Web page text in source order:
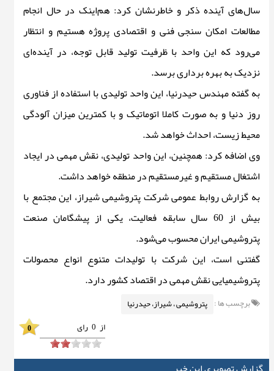
سال‌های آینده ذکر و خاطرنشان کرد: هم‌اینک در حال انجام
مطالعات امکان سنجی فنی و اقتصادی پروژه هستیم و انتظار
می‌رود که این واحد با ظرفیت تولید قابل توجه، در آینده‌ای
نزدیک به بهره برداری برسد.
به گفته مهندس حیدرنیا، این واحد تولیدی با استفاده از فناوری
روز دنیا و به صورت کاملا اتوماتیک و با کمترین میزان آلودگی
محیط زیست، احداث خواهد شد.
وی اضافه کرد: همچنین، این واحد تولیدی، نقش مهمی در ایجاد
اشتغال مستقیم و غیرمستقیم در منطقه خواهد داشت.
به گزارش روابط عمومی شرکت پتروشیمی شیراز، این مجتمع با
بیش از 60 سال سابقه فعالیت، یکی از پیشگامان صنعت
پتروشیمی ایران محسوب می‌شود.
گفتنی است، این شرکت با تولیدات متنوع انواع محصولات
پتروشیمیایی نقش مهمی در اقتصاد کشور دارد.
برچسب ها : پتروشیمی ، شیراز، حیدرنیا
از 0 رای 0